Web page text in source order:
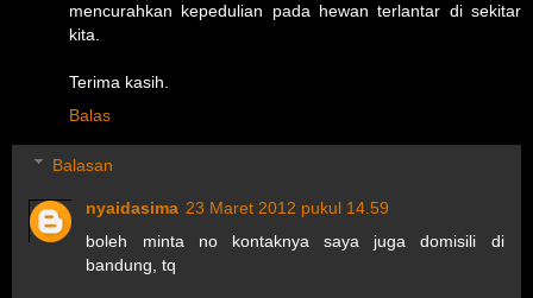
mencurahkan kepedulian pada hewan terlantar di sekitar
kita.
Terima kasih.
Balas
Balasan
nyaidasima 23 Maret 2012 pukul 14.59
boleh minta no kontaknya saya juga domisili di
bandung, tq